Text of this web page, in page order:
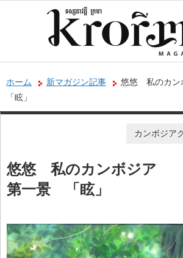
ホーム 新マガジン記事
悠悠 私のカン
「眩」
カンボジア
悠悠 私のカンボジア
第一景 「眩」